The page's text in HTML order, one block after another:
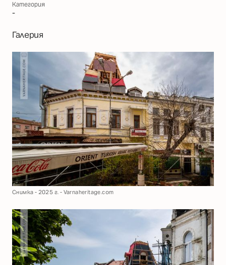
Категория
-
Галерия
Снимка - 2025 г. - Varnaheritage.com